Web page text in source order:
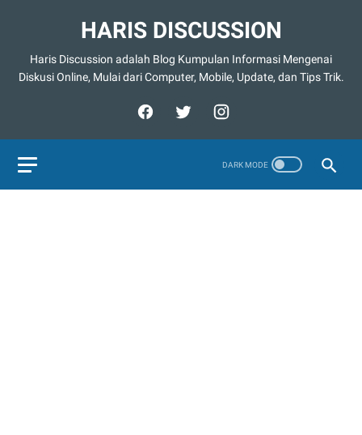
HARIS DISCUSSION
Haris Discussion adalah Blog Kumpulan Informasi Mengenai
Diskusi Online, Mulai dari Computer, Mobile, Update, dan Tips Trik.